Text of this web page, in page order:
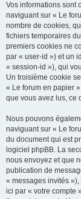
Vos informations sont
naviguant sur « Le
nombre de cookies,
fichiers temporaires
premiers cookies ne
par « user-id ») et un
« session-id »), qui
Un troisième cookie
« Le forum en papier
que vous avez lus, ce
Nous pouvons
naviguant sur « Le
du document qui est
logiciel phpBB. La
nous envoyez et que
publication de
« messages invités
ici par « votre compte